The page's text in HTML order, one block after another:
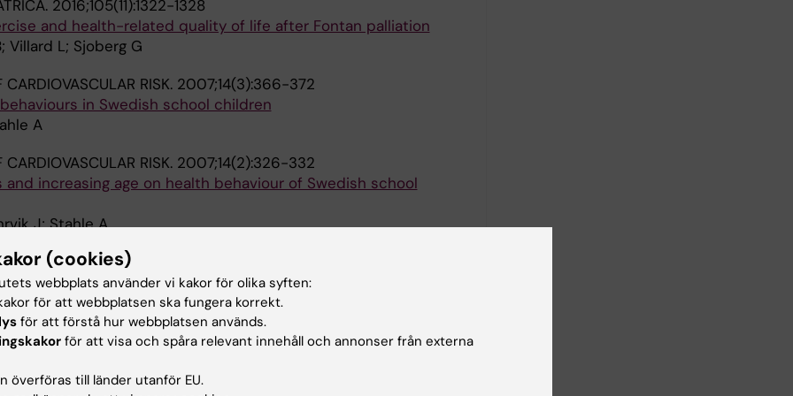
2016;105(11):1322-1328
and health-related quality of life after Fontan palliation
Villard L; Sjoberg G
RISK. 2007;14(3):366-372
in Swedish school children
A
RISK. 2007;14(2):326-332
increasing age on health behaviour of Swedish school
J; Stahle A
2024;96(2):319-324
for Pediatric Post-COVID Condition (Long COVID) and the
(cookies)
webbplats använder vi kakor för olika syften:
för att webbplatsen ska fungera korrekt.
för att förstå hur webbplatsen används.
för att visa och spåra relevant innehåll och annonser från externa
överföras till länder utanför EU.